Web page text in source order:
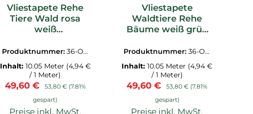
Vliestapete Rehe
Tiere Wald rosa
weiß
Produktnummer: 36-OU
AT88264232.1M
Inhalt: 10.05 Meter (4,94 €
/ 1 Meter)
Verkaufspreis:
49,60 € Regulärer Preis:
53,80 € (7.81%
gespart)
Preise inkl. MwSt.
Vliestapete
Waldtiere Rehe
Bäume weiß grün
Produktnummer:36-OU
AT88267763.1M
Inhalt:10.05 Meter (4,94 €
/ 1 Meter)
Verkaufspreis:
49,60 € Regulärer Preis:
53,80 € (7.81%
gespart)
Preise inkl. MwSt.